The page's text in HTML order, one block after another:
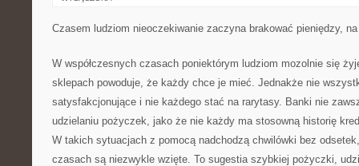
Czasem ludziom nieoczekiwanie zaczyna brakować pieniędzy,
W współczesnych czasach poniektórym ludziom mozolnie się
sklepach powoduje, że każdy chce je mieć. Jednakże nie
satysfakcjonujące i nie każdego stać na rarytasy. Banki nie
udzielaniu pożyczek, jako że nie każdy ma stosowną historię
W takich sytuacjach z pomocą nadchodzą chwilówki bez
czasach są niezwykle wzięte. To sugestia szybkiej pożyczki,